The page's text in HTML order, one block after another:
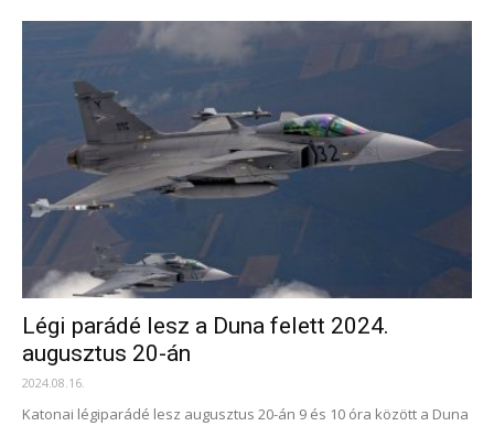
Légi parádé lesz a Duna felett 2024.
augusztus 20-án
2024.08.16.
Katonai légiparádé lesz augusztus 20-án 9 és 10 óra között a Duna